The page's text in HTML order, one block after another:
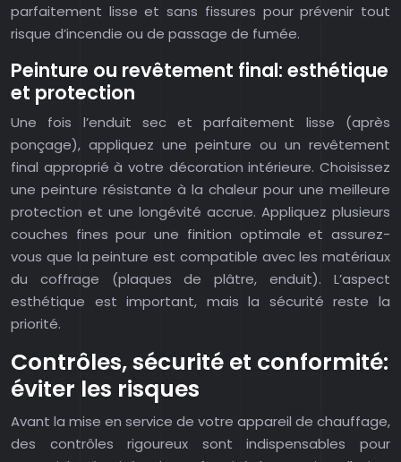
parfaitement lisse et sans fissures pour prévenir tout
risque d’incendie ou de passage de fumée.
Peinture ou revêtement final: esthétique
et protection
Une fois l’enduit sec et parfaitement lisse (après
ponçage), appliquez une peinture ou un revêtement
final approprié à votre décoration intérieure. Choisissez
une peinture résistante à la chaleur pour une meilleure
protection et une longévité accrue. Appliquez plusieurs
couches fines pour une finition optimale et assurez-
vous que la peinture est compatible avec les matériaux
du coffrage (plaques de plâtre, enduit). L’aspect
esthétique est important, mais la sécurité reste la
priorité.
Contrôles, sécurité et conformité:
éviter les risques
Avant la mise en service de votre appareil de chauffage,
des contrôles rigoureux sont indispensables pour